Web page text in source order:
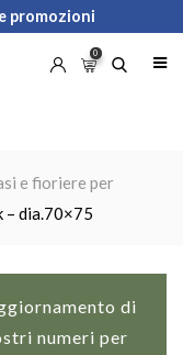
promozioni
0
e fioriere per
– dia.70×75
di
numeri per